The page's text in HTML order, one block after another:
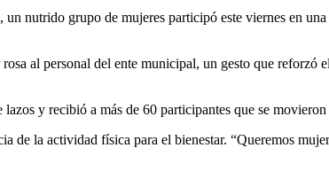
nutrido grupo de mujeres participó este viernes en
al personal del ente municipal, un gesto que
y recibió a más de 60 participantes que se
de la actividad física para el bienestar. “Queremos